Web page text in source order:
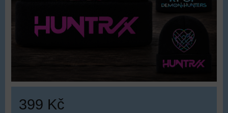
399 Kč